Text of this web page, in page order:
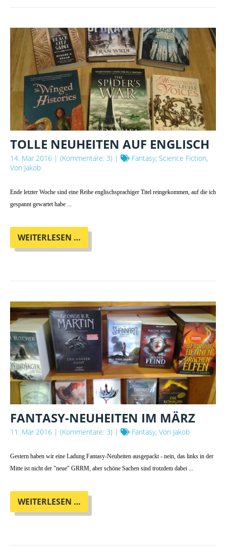
TOLLE NEUHEITEN AUF ENGLISCH
14. Mär 2016 | (Kommentare: 3) |
Fantasy, Science Fiction,
Von Jakob
Ende letzter Woche sind eine Reihe englischsprachiger Titel reingekommen, auf die ich
gespannt gewartet habe ...
WEITERLESEN …
NEUHEITEN
FANTASY-NEUHEITEN IM MÄRZ
11. Mär 2016 | (Kommentare: 3) | Fantasy, Von Jakob
Gestern haben wir eine Ladung Fantasy-Neuheiten ausgepackt - nein, das links in der
Mitte ist nicht der "neue" GRRM, aber schöne Sachen sind trotzdem dabei ...
WEITERLESEN …
NEUHEITEN